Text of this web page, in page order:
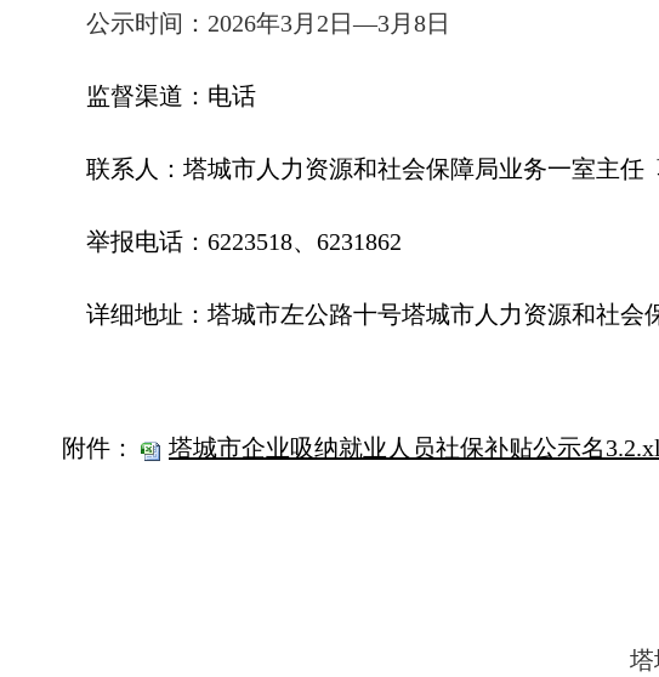
公示时间： 2026年3月 2 日—3月8日
监督渠道：电话
联系人：塔城市人力资源和社会保障局业务一室主任
举报电话：6223518、6231862
详细地址：塔城市左公路十号塔城市人力资源和社会
附件： 塔城市企业吸纳就业人员社保补贴公示名
塔